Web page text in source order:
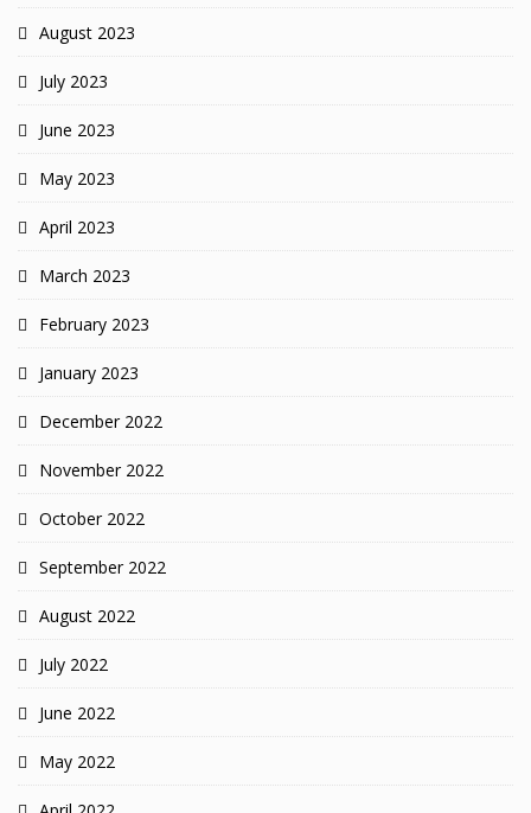
August 2023
July 2023
June 2023
May 2023
April 2023
March 2023
February 2023
January 2023
December 2022
November 2022
October 2022
September 2022
August 2022
July 2022
June 2022
May 2022